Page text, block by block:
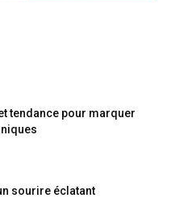
tendance pour marquer
sourire éclatant